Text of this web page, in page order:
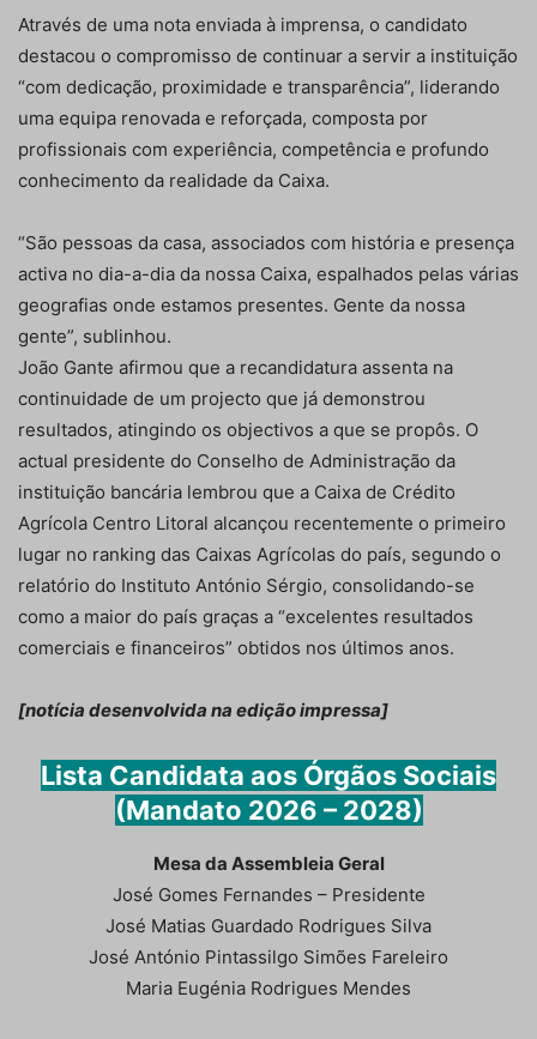
Através de uma nota enviada à imprensa, o candidato
destacou o compromisso de continuar a servir a instituição
“com dedicação, proximidade e transparência”, liderando
uma equipa renovada e reforçada, composta por
profissionais com experiência, competência e profundo
conhecimento da realidade da Caixa.
“São pessoas da casa, associados com história e presença
activa no dia-a-dia da nossa Caixa, espalhados pelas várias
geografias onde estamos presentes. Gente da nossa
gente”, sublinhou.
João Gante afirmou que a recandidatura assenta na
continuidade de um projecto que já demonstrou
resultados, atingindo os objectivos a que se propôs. O
actual presidente do Conselho de Administração da
instituição bancária lembrou que a Caixa de Crédito
Agrícola Centro Litoral alcançou recentemente o primeiro
lugar no ranking das Caixas Agrícolas do país, segundo o
relatório do Instituto António Sérgio, consolidando-se
como a maior do país graças a “excelentes resultados
comerciais e financeiros” obtidos nos últimos anos.
[notícia desenvolvida na edição impressa]
Lista Candidata aos Órgãos Sociais
(Mandato 2026 – 2028)
Mesa da Assembleia Geral
José Gomes Fernandes – Presidente
José Matias Guardado Rodrigues Silva
José António Pintassilgo Simões Fareleiro
Maria Eugénia Rodrigues Mendes